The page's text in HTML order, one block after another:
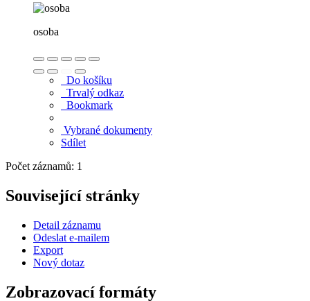
osoba
Do košíku
Trvalý odkaz
Bookmark
Vybrané dokumenty
Sdílet
Počet záznamů: 1
Související stránky
Detail záznamu
Odeslat e-mailem
Export
Nový dotaz
Zobrazovací formáty